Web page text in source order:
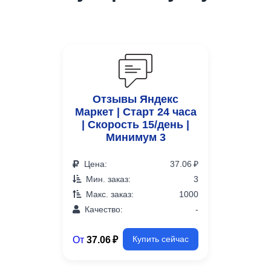
Отзывы Яндекс
Маркет | Старт 24 часа
| Скорость 15/день |
Минимум 3
Цена:
37.06 ₽
Мин. заказ:
3
Макс. заказ:
1000
Качество:
-
От 37.06 ₽ Купить сейчас